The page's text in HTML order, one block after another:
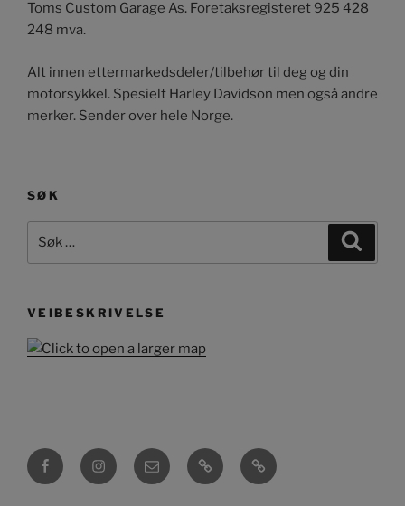
Toms Custom Garage As. Foretaksregisteret 925 428
248 mva.
Alt innen ettermarkedsdeler/tilbehør til deg og din
motorsykkel. Spesielt Harley Davidson men også andre
merker. Sender over hele Norge.
SØK
VEIBESKRIVELSE